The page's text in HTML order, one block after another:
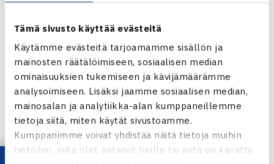
Tämä sivusto käyttää evästeitä
Käytämme evästeitä tarjoamamme sisällön ja
mainosten räätälöimiseen, sosiaalisen median
ominaisuuksien tukemiseen ja kävijämäärämme
analysoimiseen. Lisäksi jaamme sosiaalisen median,
mainosalan ja analytiikka-alan kumppaneillemme
tietoja siitä, miten käytät sivustoamme.
Kumppanimme voivat yhdistää näitä tietoja muihin
tietoihin, joita olet antanut heille tai joita on kerätty,